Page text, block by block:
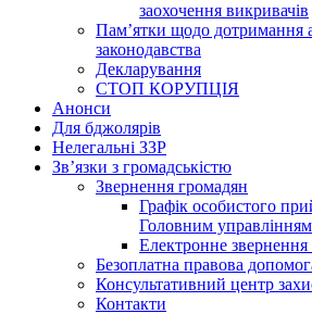
заохочення викривачів
Пам’ятки щодо дотримання
законодавства
Декларування
СТОП КОРУПЦІЯ
Анонси
Для бджолярів
Нелегальні ЗЗР
Зв’язки з громадськістю
Звернення громадян
Графік особистого
Головним управлінням
Електронне звернення
Безоплатна правова
Консультативний центр
Контакти